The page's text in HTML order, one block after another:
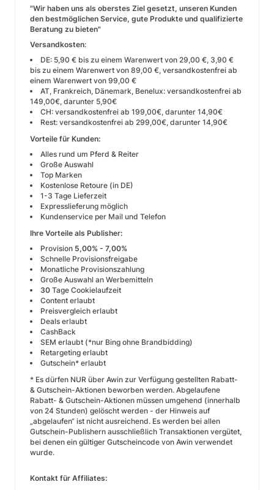
"Wir haben uns als oberstes Ziel gesetzt, unseren Kunden
den bestmöglichen Service, gute Produkte und qualifizierte
Beratung zu bieten"
Versandkosten:
DE: 5,90 € bis zu einem Warenwert von 29,00 €, 3,90 €
bis zu einem Warenwert von 89,00 €, versandkostenfrei ab
einem Warenwert von 99,00 €
AT, Frankreich, Dänemark, Benelux: versandkostenfrei ab
149,00€, darunter 5,90€
CH: versandkostenfrei ab 199,00€, darunter 14,90€
Rest: versandkostenfrei ab 299,00€, darunter 14,90€
Vorteile für Kunden:
Alles rund um Pferd & Reiter
Große Auswahl
Top Marken
Kostenlose Retoure (in DE)
1-3 Tage Lieferzeit
Expresslieferung möglich
Kundenservice per Mail und Telefon
Ihre Vorteile als Publisher:
Provision 5,00% - 7,00%
Schnelle Provisionsfreigabe
Monatliche Provisionszahlung
Große Auswahl an Werbemitteln
30 Tage Cookielaufzeit
Content erlaubt
Preisvergleich erlaubt
Deals erlaubt
CashBack
SEM erlaubt (*nur Bing ohne Brandbidding)
Retargeting erlaubt
Gutschein* erlaubt
* Es dürfen NUR über Awin zur Verfügung gestellten Rabatt-
& Gutschein-Aktionen beworben werden. Abgelaufene
Rabatt- & Gutschein-Aktionen müssen umgehend (innerhalb
von 24 Stunden) gelöscht werden - der Hinweis auf
„abgelaufen“ ist nicht ausreichend. Es werden bei allen
Gutschein-Publishern ausschließlich Transaktionen vergütet,
bei denen ein gültiger Gutscheincode von Awin verwendet
wurde.
Kontakt für Affiliates: